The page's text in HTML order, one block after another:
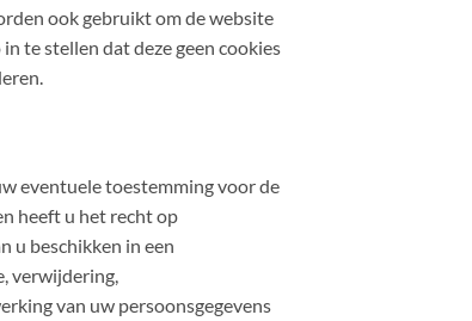
ook gebruikt om de website
te stellen dat deze geen cookies
eventuele toestemming voor de
heeft u het recht op
u beschikken in een
verwijdering,
van uw persoonsgegevens